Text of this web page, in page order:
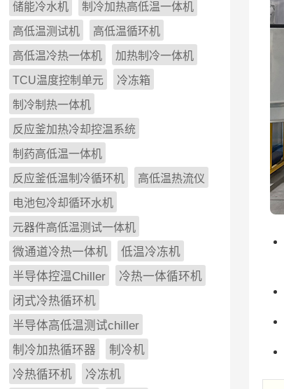
储能冷水机 制冷加热高低温一体机
高低温测试机 高低温循环机
高低温冷热一体机 加热制冷一体机
TCU温度控制单元 冷冻箱
制冷制热一体机
反应釜加热冷却控温系统
制药高低温一体机
反应釜低温制冷循环机 高低温热流仪
电池包冷却循环水机
元器件高低温测试一体机
微通道冷热一体机
低温冷冻机
半导体控温Chiller
冷热一体循环机
闭式冷热循环机
半导体高低温测试chiller
制冷加热循环器
制冷机
冷热循环机
冷冻机